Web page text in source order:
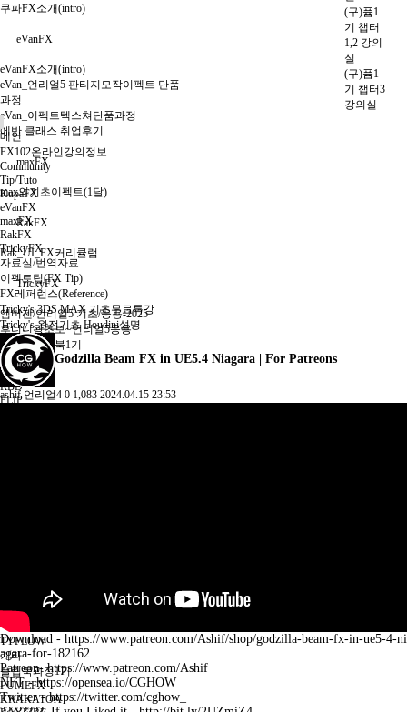
쿠파FX소개(intro)
eVanFX
eVanFX소개(intro)
eVan_언리얼5 판티지모작이펙트 단품
과정
eVan_이펙트텍스쳐단품과정
에반 클래스 취업후기
maxFX
max의기초이펙트(1달)
RakFX
Rak_UI_FX커리큘럼
TrickyFX
엠버젠/언리얼5 기초/응용-2025
후디니왕초보~언리얼5응용
후디니플립북1기
Overview
PYRO
RBD
FLIP
KRAKATOA
RAYFIRE
REALFLOW
TYFLOW
기타
플립북과정1기
FUMEFX
KRAKATOA
(구)퓸1
기 챕터
1,2 강의
실
(구)퓸1
기 챕터3
강의실
메인
FX102온라인강의정보
Community
Tip/Tuto
KupaFX
eVanFX
maxFX
RakFX
TrickyFX
자료실/번역자료
이펙트팁(FX Tip)
FX레퍼런스(Reference)
Tricky's 3DS MAX 기초무료특강
Tricky's 완전기초 Houdini설명
Godzilla Beam FX in UE5.4 Niagara | For Patreons
ashif 언리얼4 0 1,083 2024.04.15 23:53
Download - https://www.patreon.com/Ashif/shop/godzilla-beam-fx-in-ue5-4-ni
agara-for-182162
Patreon- https://www.patreon.com/Ashif
NFT - https://opensea.io/CGHOW
Twitter - https://twitter.com/cghow_